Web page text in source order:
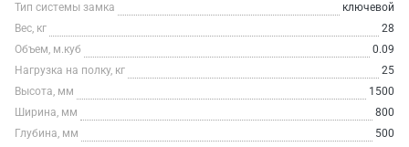
Тип системы замка
ключевой
Вес, кг
28
Объем, м.куб
0.09
Нагрузка на полку, кг
25
Высота, мм
1500
Ширина, мм
800
Глубина, мм
500